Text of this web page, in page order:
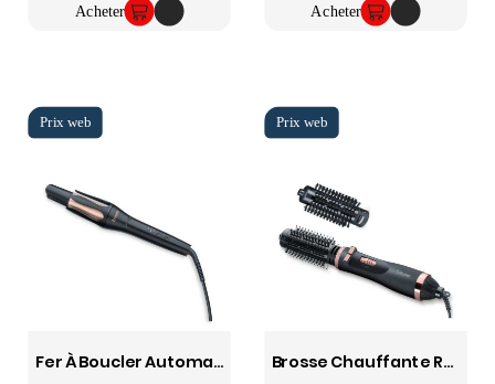
Acheter Acheter
Fer À Boucler Automatique HT75 BEURER Brosse Chauffante Rotative Ionic HT80 BEURER